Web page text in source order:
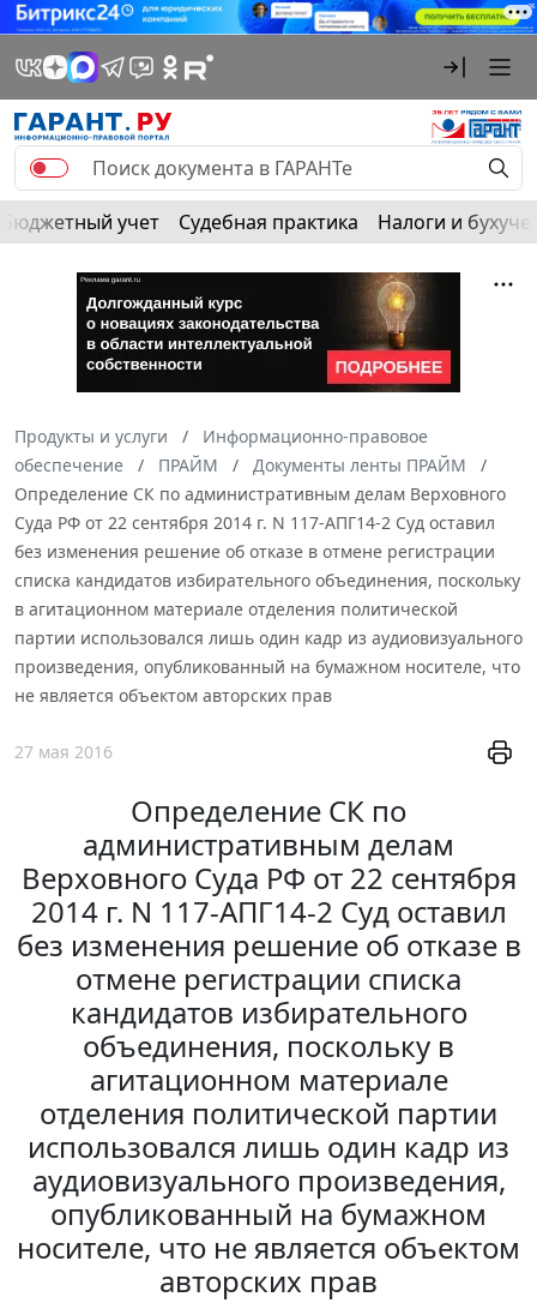
Бюджетный учет Судебная практика Налоги и
Продукты и услуги
Информационно-правовое
обеспечение
ПРАЙМ
Документы ленты ПРАЙМ
Определение СК по административным делам Верховного
Суда РФ от 22 сентября 2014 г. N 117-АПГ14-2 Суд оставил
без изменения решение об отказе в отмене регистрации
списка кандидатов избирательного объединения, поскольку
в агитационном материале отделения политической
партии использовался лишь один кадр из аудиовизуального
произведения, опубликованный на бумажном носителе, что
не является объектом авторских прав
27 мая 2016
Определение СК по
административным делам
Верховного Суда РФ от 22 сентября
2014 г. N 117-АПГ14-2 Суд оставил
без изменения решение об отказе в
отмене регистрации списка
кандидатов избирательного
объединения, поскольку в
агитационном материале
отделения политической партии
использовался лишь один кадр из
аудиовизуального произведения,
опубликованный на бумажном
носителе, что не является объектом
авторских прав